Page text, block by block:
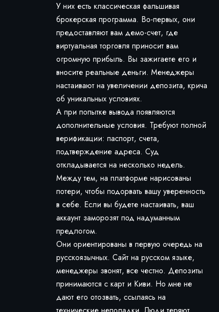
У них есть классическая фальшивая
брокерская программа. Во-первых, они
предоставляют вам демо-счет, где
виртуальная торговля приносит вам
огромную прибыль. Вы зажигаете его и
вносите реальные деньги. Менеджеры
настаивают на увеличении депозита, крича
об уникальных условиях.
А при попытке вывода появляются
дополнительные условия. Требуют полной
верификации: паспорт, счета,
подтверждение адреса. Суд
откладывается на несколько недель.
Между тем, на платформе нарисованы
потери, чтобы подорвать вашу уверенность
в себе. Если вы будете настаивать, ваш
аккаунт заморозят под надуманным
предлогом.
Они ориентированы в первую очередь на
русскоязычных. Сайт на русском языке,
менеджеры звонят, все честно. Депозиты
принимаются с карт и Киви. Но мне не
дают его отозвать, ссылаясь на